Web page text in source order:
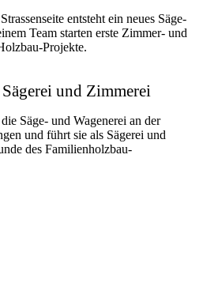
entsteht ein neues Säge-
Team starten erste Zimmer- und
Projekte.
und Zimmerei
Säge- und Wagenerei an der
und führt sie als Sägerei und
des Familienholzbau-